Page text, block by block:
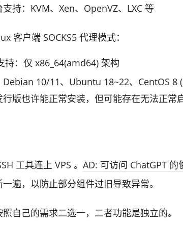
持：KVM、Xen、OpenVZ、LXC 等
客户端 SOCKS5 代理模式：
持：仅 x86_64(amd64) 架构
Debian 10/11、Ubuntu 18~22、CentOS 8
版也许能正常安装，但可能存在无法正常
工具连上 VPS 。 AD: 可访问 ChatGPT 的
遍，以防止部分组件过旧导致异常。
自己的需求二选一，二者功能是独立的。